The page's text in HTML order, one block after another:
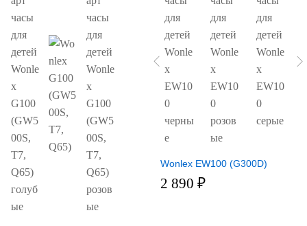
Wonlex EW100 (G300D)
2 890 ₽